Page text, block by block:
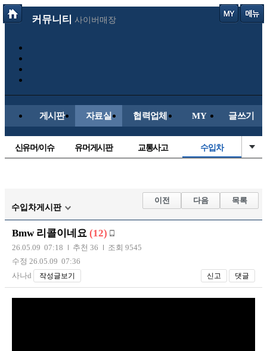
커뮤니티 사이버매장
게시판 자료실 협력업체 MY 글쓰기
신유머/이슈 유머게시판 교통사고 수입차
자유사진 군사/무기
트럭/버스
장착시공사진
수입차게시판
이전 다음 목록
Bmw 리콜이네요 (12)
26.05.09 07:18 추천 36
조회 9545
수정 26.05.09 07:36
사나d
작성글보기 신고 댓글